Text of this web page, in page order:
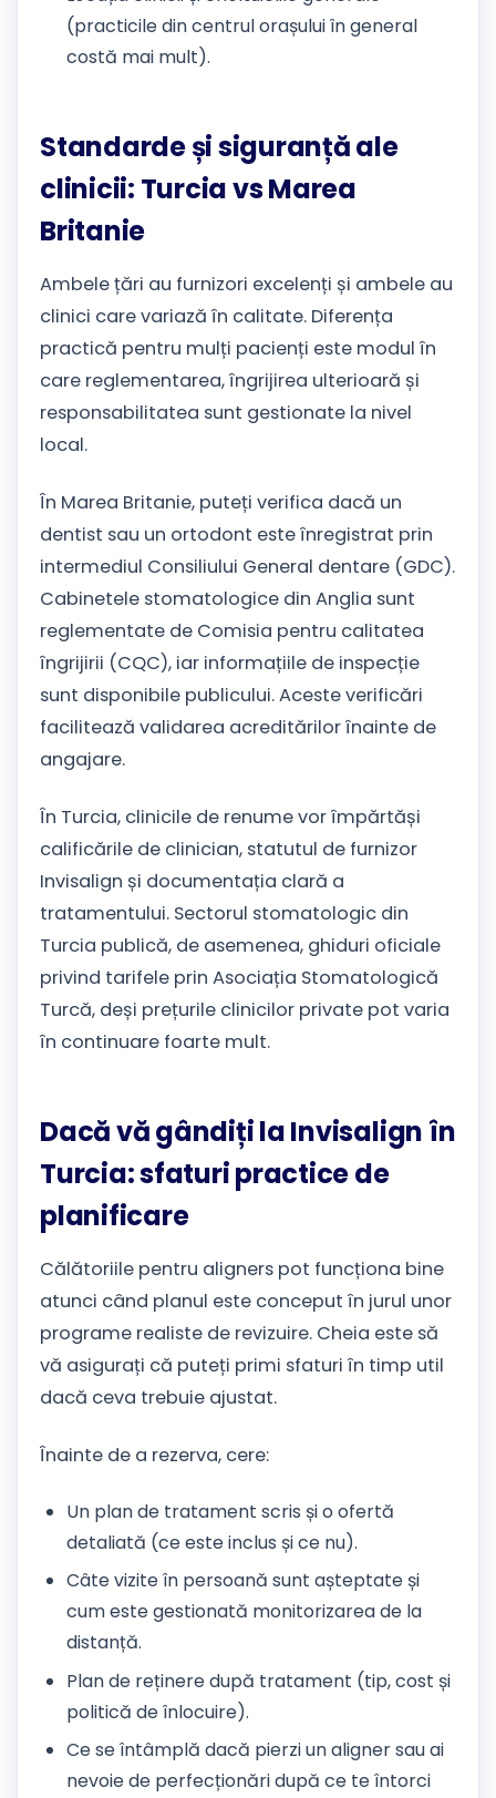
(practicile din centrul orașului în general
costă mai mult).
Standarde și siguranță ale
clinicii: Turcia vs Marea
Britanie
Ambele țări au furnizori excelenți și ambele au
clinici care variază în calitate. Diferența
practică pentru mulți pacienți este modul în
care reglementarea, îngrijirea ulterioară și
responsabilitatea sunt gestionate la nivel
local.
În Marea Britanie, puteți verifica dacă un
dentist sau un ortodont este înregistrat prin
intermediul Consiliului General dentare (GDC).
Cabinetele stomatologice din Anglia sunt
reglementate de Comisia pentru calitatea
îngrijirii (CQC), iar informațiile de inspecție
sunt disponibile publicului. Aceste verificări
facilitează validarea acreditărilor înainte de
angajare.
În Turcia, clinicile de renume vor împărtăși
calificările de clinician, statutul de furnizor
Invisalign și documentația clară a
tratamentului. Sectorul stomatologic din
Turcia publică, de asemenea, ghiduri oficiale
privind tarifele prin Asociația Stomatologică
Turcă, deși prețurile clinicilor private pot varia
în continuare foarte mult.
Dacă vă gândiți la Invisalign în
Turcia: sfaturi practice de
planificare
Călătoriile pentru aligners pot funcționa bine
atunci când planul este conceput în jurul unor
programe realiste de revizuire. Cheia este să
vă asigurați că puteți primi sfaturi în timp util
dacă ceva trebuie ajustat.
Înainte de a rezerva, cere:
Un plan de tratament scris și o ofertă
detaliată (ce este inclus și ce nu).
Câte vizite în persoană sunt așteptate și
cum este gestionată monitorizarea de la
distanță.
Plan de reținere după tratament (tip, cost și
politică de înlocuire).
Ce se întâmplă dacă pierzi un aligner sau ai
nevoie de perfecționări după ce te întorci